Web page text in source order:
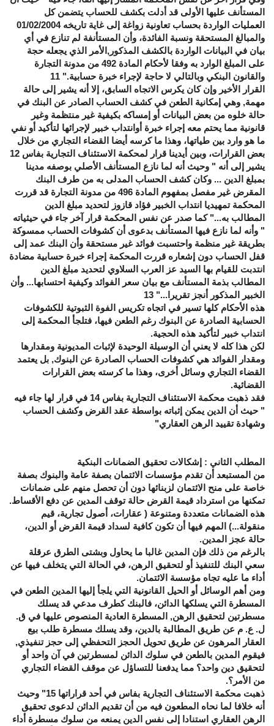
المستأنف عليها الأولى قد أدلت بكشف للحساب يتضمن كل
العمليات الواردة بحساب تعاونية زواغة إلى غاية تاريخه 01/02/2004
والمبالغ المستحقة ونسبة الفائدة، وأن المستأنفة لم تنازع في أي
بيان في البيانات الواردة بالكشف المذكور,الأمر الذي يجعله حجة
على المبلغ الوارد به وفقا لأحكام المادة 492 من مدونة التجارة
والقانون البنكي وبالتالي لا حاجة لإجراء خبرة حسابية." 11
القرار الأخير وإن كان يكرس الاتجاه السابق، إلا أنه يشير إلى حالة
مهمة, وهي إمكانية الطعن في كشف الحساب الصادر عن البنك في
حالة خلوه من بعض البيانات أو إمساكه بكيفية غير منتظمة وغير
قانونية مما يحتم معه إجراء خبرة أوانتداب خبير لإجرائها لتأكيد أو نفي
ما هو وارد بين طياتها، وهذا ما كرسه أيضا القضاء التجاري من خلال
بعض القرارات، وبين أيدينا قرار لمحكمة الاستئناف التجارية بفاس 12
يشير إلى أنه " وحيث أنه لما نازع المستأنف الأصلي بوصفه مدينا
بمبلغ الدين ... وكان كشف الحساب المدلى به من طرف البنك
المقرض غير مفصل بمفهوم المادة 496 من مدونة التجارة قد قررت
المحكمة تمهيديا انتداب الخبير فؤاد قازوز لتحديد مبلغ الدين
المطالب به..." كما صدر عن نفس المحكمة قرار آخر جاء في حيثياته
" وأنه لما نازع فيها المستأنف بدعوى أن كشوفات الحساب ممسوكة
بطريقة غير منظمة واحتسبت فوائد غير مستحقة وأن البنك عمد إلى
قفل الحساب دون إشعاره قررت المحكمة إجراء خبرة حسابية مضادة
انتدبت للقيام بها السيد عز العرب السلاوي لتحديد مبلغ الدين
المطالب بذمة المستأنف مع بيان سعر الفوائد وكيفية احتسابها... وأن
الخبير المذكور أنجز تقريرا..." 13
هذه الأحكام كلها تسير في اتجاه تكريس الفوة الثبوتية للكشوفات
الحسابية الصادرة عن البنوك رغم الطعن فيها، فتلجأ المحكمة إلى
انتداب خبير لتأكيد هذه الحجية.
لكن هذا كله لا يعني أن الوسيلة الوحيدة لإثبات المديونية ومقدارها
ومقدار الفوائد هي كشوفات الحساب الصادرة عن البنوك, بل يعتمد
القضاء التجاري وسائل أخرى، وهذا ما كرسته بعض القرارات
القضائية.
فقد ذهبت محكمة الاستئناف التجارية بفاس 14 في قرار لها جاء فيه
" حيث أن الدين يمكن إثباته بواسطة عقد القرض وكشف الحساب
وشهادة تقييد الرهن العقاري"
المطلب الثاني : إشكالات تحقيق الضمانات البنكية
من المستبعد أن تقدم مؤسسات الائتمان بصفة عامة والبنوك بصفة
خاصة على منح الائتمان لزبنائها دون أن تحصل منهم على ضمانات
تمكنها من استرداد قيمة القرض حالة توقف المدين عن دفع الأقساط.
هذه الضمانات متعددة ومتنوعة ( عقارات، أصول تجارية، قيم
منقولة...) المهم فيها أن تكون كافية لسداد قيمة القرض أو الدين،
حالة عجز المدين.
بالرغم من ذلك فإن المدين غالبا ما يحاول وبشتى الطرق عرقلة
سعي البنك للتنفيذ أو لتحقيق الرهن، في الحالة التي يتخلف فيها عن
أداء ما عليه تجاه مؤسسة الائتمان.
ومن أهم الوسائل أو الحيل القانونية التي يلجأ إليها المدين الطعن في
المسطرة التي يسلكها الدائن، فالبنك كطرف مدعي قد يسلك
مسطرتين لتحقيق الرهن, المسطرة العادية المنصوص عليها في ق.
ل. ع. م عن طريق المطالبة بالدين، وقد يسلك مسطرة طلب بيع
العقار المرهون عن طريق تحويل الحجز التحفظي إلى حجز تنفيذي,
فيقوم المدين بالطعن في سلوك الدائن لمسطرتين في آن واحد أو
لتحقيق دين واحد؟ مما يدفعنا للتساؤل عن موقف القضاء التجاري
من الأمر؟.
ذهبت محكمة الاستئناف التجارية بفاس في أحد قراراتها 15" وحيث
أنه خلافا لما نحاه المطعون فيه من أن تقديم الدائن لدعوى تحقيق
الرهن العقاري استنادا إلى نفس الدين يمنعه من سلوك مسطرة أداء